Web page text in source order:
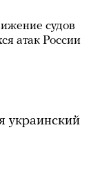
судов
атак России
украинский